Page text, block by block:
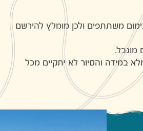
משתתפים ולכן מומלץ להירשם
במידה והסיור לא יתקיים מכל